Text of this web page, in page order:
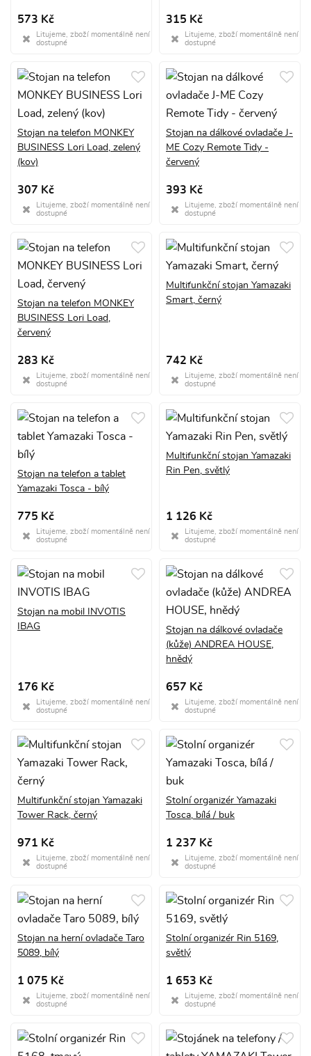
573 Kč
Litujeme, zboží momentálně není
dostupné
315 Kč
Litujeme, zboží momentálně není
dostupné
Stojan na telefon MONKEY
BUSINESS Lori Load, zelený
(kov)
307 Kč
Litujeme, zboží momentálně není
dostupné
Stojan na dálkové ovladače J-
ME Cozy Remote Tidy -
červený
393 Kč
Litujeme, zboží momentálně není
dostupné
Stojan na telefon MONKEY
BUSINESS Lori Load,
červený
283 Kč
Litujeme, zboží momentálně není
dostupné
Multifunkční stojan Yamazaki
Smart, černý
742 Kč
Litujeme, zboží momentálně není
dostupné
Stojan na telefon a tablet
Yamazaki Tosca - bílý
775 Kč
Litujeme, zboží momentálně není
dostupné
Multifunkční stojan Yamazaki
Rin Pen, světlý
1 126 Kč
Litujeme, zboží momentálně není
dostupné
Stojan na mobil INVOTIS
IBAG
176 Kč
Litujeme, zboží momentálně není
dostupné
Stojan na dálkové ovladače
(kůže) ANDREA HOUSE,
hnědý
657 Kč
Litujeme, zboží momentálně není
dostupné
Multifunkční stojan Yamazaki
Tower Rack, černý
971 Kč
Litujeme, zboží momentálně není
dostupné
Stolní organizér Yamazaki
Tosca, bílá / buk
1 237 Kč
Litujeme, zboží momentálně není
dostupné
Stojan na herní ovladače Taro
5089, bílý
1 075 Kč
Litujeme, zboží momentálně není
dostupné
Stolní organizér Rin 5169,
světlý
1 653 Kč
Litujeme, zboží momentálně není
dostupné